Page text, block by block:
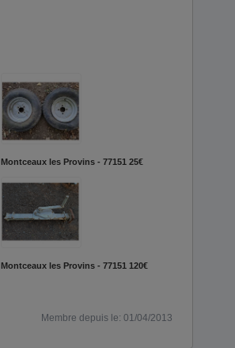
Montceaux les Provins - 77151 25€
Montceaux les Provins - 77151 120€
Membre depuis le: 01/04/2013